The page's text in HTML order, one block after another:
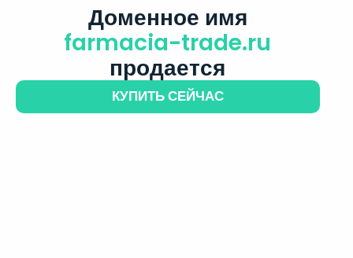
Доменное имя
farmacia-trade.ru
продается
КУПИТЬ СЕЙЧАС